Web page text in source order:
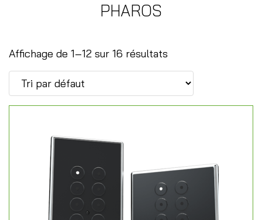
PHAROS
Affichage de 1–12 sur 16 résultats